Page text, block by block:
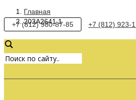
Главная
203A2641 1
+7 (812) 980-87-85 +7 (812) 923-